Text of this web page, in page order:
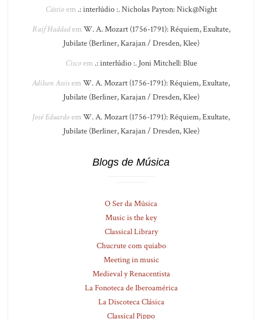
Cássioem .: interlúdio :. Nicholas Payton: Nick@Night
Raif Haddadem W. A. Mozart (1756-1791): Réquiem, Exultate,
Jubilate (Berliner, Karajan / Dresden, Klee)
Ciscoem .: interlúdio :. Joni Mitchell: Blue
Adilson Assisem W. A. Mozart (1756-1791): Réquiem, Exultate,
Jubilate (Berliner, Karajan / Dresden, Klee)
José Eduardoem W. A. Mozart (1756-1791): Réquiem, Exultate,
Jubilate (Berliner, Karajan / Dresden, Klee)
Blogs de Música
O Ser da Música
Music is the key
Classical Library
Chucrute com quiabo
Meeting in music
Medieval y Renacentista
La Fonoteca de Iberoamérica
La Discoteca Clásica
Classical Pippo